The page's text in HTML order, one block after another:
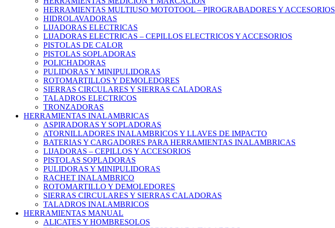
HERRAMIENTAS MULTIUSO MOTOTOOL – PIROGRABADORES Y ACCESORIOS
HIDROLAVADORAS
LIJADORAS ELECTRICAS
LIJADORAS ELECTRICAS – CEPILLOS ELECTRICOS Y ACCESORIOS
PISTOLAS DE CALOR
PISTOLAS SOPLADORAS
POLICHADORAS
PULIDORAS Y MINIPULIDORAS
ROTOMARTILLOS Y DEMOLEDORES
SIERRAS CIRCULARES Y SIERRAS CALADORAS
TALADROS ELECTRICOS
TRONZADORAS
HERRAMIENTAS INALAMBRICAS
ASPIRADORAS Y SOPLADORAS
ATORNILLADORES INALAMBRICOS Y LLAVES DE IMPACTO
BATERIAS Y CARGADORES PARA HERRAMIENTAS INALAMBRICAS
LIJADORAS – CEPILLOS Y ACCESORIOS
PISTOLAS SOPLADORAS
PULIDORAS Y MINIPULIDORAS
RACHET INALAMBRICO
ROTOMARTILLO Y DEMOLEDORES
SIERRAS CIRCULARES Y SIERRAS CALADORAS
TALADROS INALAMBRICOS
HERRAMIENTAS MANUAL
ALICATES Y HOMBRESOLOS